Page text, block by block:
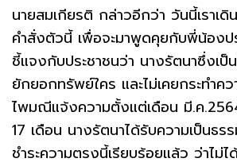
นายสมเกียรติ กล่าวอีกว่า วันนี้เราเดิ
คำสั่งตัวนี้ เพื่อจะมาพูดคุยกับพี่น้องป
ชี้แจงกับประชาชนว่า นางรัตนาซึ่งเป็
ยักยอกทรัพย์ใคร และไม่เคยกระทำค
ไพมณีแจ้งความตั้งแต่เดือน มี.ค
17 เดือน นางรัตนาได้รับความเป็นธร
ชำระความตรงนี้เรียบร้อยแล้ว ว่าไม่ไ